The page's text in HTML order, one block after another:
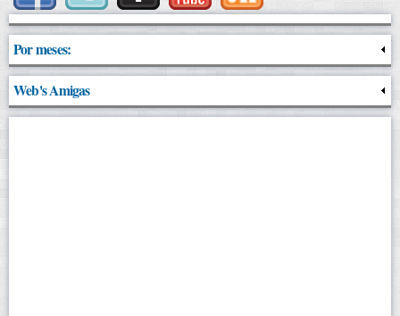
Por meses:
Web's Amigas